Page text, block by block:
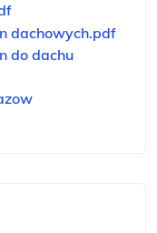
dachowych.pdf
do dachu